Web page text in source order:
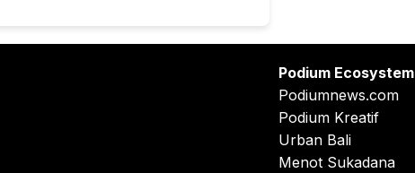
Podium Ecosystem
Podiumnews.com
Podium Kreatif
Urban Bali
Menot Sukadana